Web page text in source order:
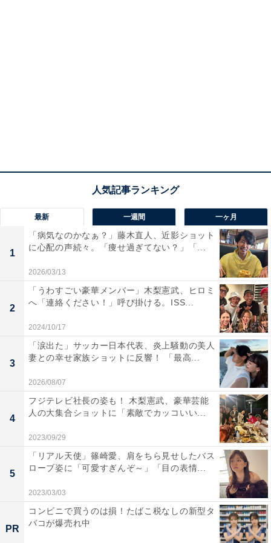
最新 一週間 一ヶ月
1
「病気なのかなぁ？」藤木直人、近影ショット
に心配の声続々。「痩せ過ぎてない？」「...
2026/03/13
2
「うわすごい豪華メンバー」木梨憲武、ヒロミ
へ「連絡ください！」呼び掛ける。ISS...
2024/10/17
3
「涙出た」サッカー日本代表、炎上騒動の美人
妻との幸せ家族ショットに反響！ 「最高...
2026/08/07
4
フジテレビ社長の姿も！ 木梨憲武、豪華芸能
人の大集合ショットに「素敵でカッコいい...
2023/09/29
5
「リアル天使」篠崎愛、肩をちら見せしたバス
ローブ姿に「可愛すぎんぞ～」「目の表情...
2023/03/03
PR
コンビニで買うのは損！たばこ税なしの新型タ
バコが爆売れ中